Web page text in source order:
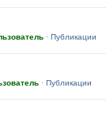
· Публикации
· Публикации